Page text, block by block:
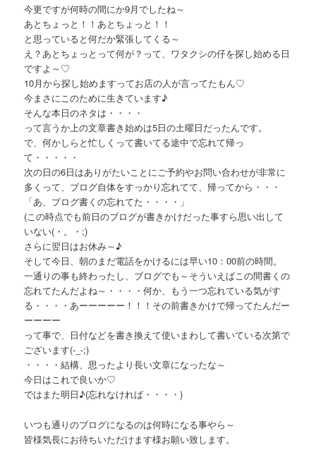
ツ
へ
移
動
今更ですが何時の間にか9月でしたね～
あとちょっと！！あとちょっと！！
と思っていると何だか緊張してくる～
え？あとちょっとって何が？って、ワタクシの仔を探し始める日
ですよ～♡
10月から探し始めますってお店の人が言ってたもん♡
今まさにこのために生きています♪
そんな本日のネタは・・・・
って言うか上の文章書き始めは5日の土曜日だったんです。
で、何かしらと忙しくって書いてる途中で忘れて帰っ
て・・・・・
次の日の6日はありがたいことにご予約やお問い合わせが非常に
多くって、ブログ自体をすっかり忘れてて、帰ってから・・・
「あ、ブログ書くの忘れてた・・・・」
(この時点でも前日のブログが書きかけだった事すら思い出して
いない(・。・;)
さらに翌日はお休み～♪
そして今日、朝のまだ電話をかけるには早い10：00前の時間。
一通りの事も終わったし、ブログでも～そういえばこの間書くの
忘れてたんだよね～・・・・何か、もう一つ忘れている気がす
る・・・・あーーーーー！！！その前書きかけで帰ってたんだー
ーーーー
って事で、日付などを書き換えて使いまわして書いている次第で
ございます(-_-;)
・・・・結構、思ったより長い文章になったな～
今日はこれで良いか♡
ではまた明日♪(忘れなければ・・・・)
いつも通りのブログになるのは何時になる事やら～
皆様気長にお待ちいただけます様お願い致します。